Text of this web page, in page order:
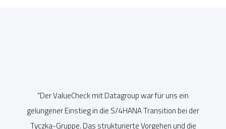
"DerValueCheckmit Datagroup war für uns ein
gelungener Einstieg in die S/4HANA Transition bei der
Tyczka-Gruppe. Das strukturierte Vorgehen und die